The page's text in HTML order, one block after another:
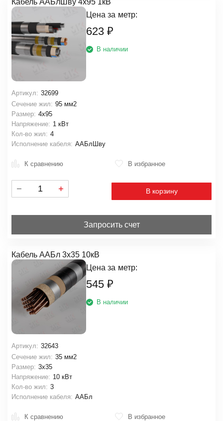
Кабель ААБлШву 4х95 1кВ
Цена за метр:
623 ₽
В наличии
Артикул: 32699
Сечение жил: 95 мм2
Размер: 4х95
Напряжение: 1 кВт
Кол-во жил: 4
Исполнение кабеля: ААБлШву
К сравнению В избранное
В корзину
Запросить счет
Кабель ААБл 3х35 10кВ
Цена за метр:
545 ₽
В наличии
Артикул: 32643
Сечение жил: 35 мм2
Размер: 3х35
Напряжение: 10 кВт
Кол-во жил: 3
Исполнение кабеля: ААБл
К сравнению В избранное